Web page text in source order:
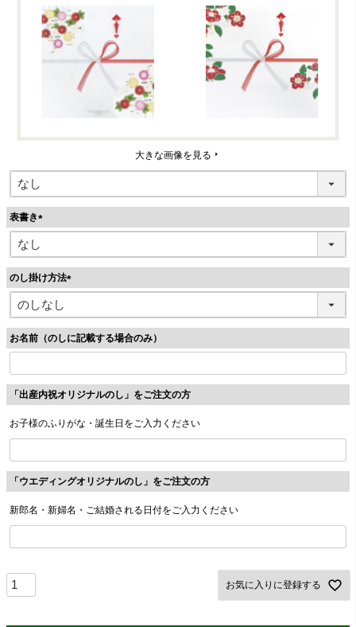
大きな画像を見る
表書き
(
必
)
のし掛け方法
(
)
お名前（のしに記載する場合のみ）
「出産内祝オリジナルのし」をご注文の方
お子様のふりがな・誕生日をご入力ください
「ウエディングオリジナルのし」をご注文の方
新郎名・新婦名・ご結婚される日付をご入力ください
お気に入りに登録する